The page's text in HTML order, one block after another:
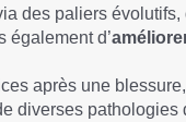
des paliers évolutifs,
également d’
après une
diverses pathologies